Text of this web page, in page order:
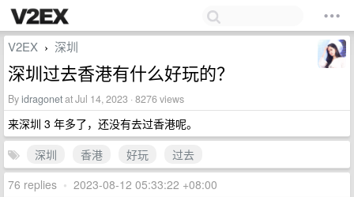
V2EX › 深圳
深圳过去香港有什么好玩的？
Byidragonetat Jul 14, 2023 · 8276 views
来深圳 3 年多了，还没有去过香港呢。
深圳
香港 好玩
过去
76 replies • 2023-08-12 05:33:22 +08:00